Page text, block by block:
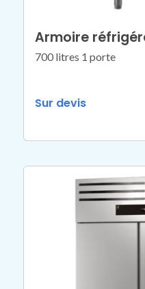
Armoire
700 litres 1 porte
Sur devis